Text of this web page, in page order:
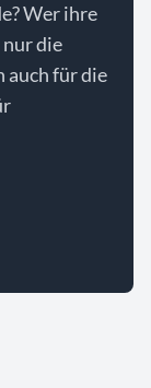
Wer ihre
die
auch für die